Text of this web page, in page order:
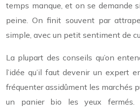
temps manque, et on se demande
peine. On finit souvent par
simple, avec un petit sentiment de
La plupart des conseils qu’on
l’idée qu’il faut devenir un expert
fréquenter assidûment les marchés
un panier bio les yeux fermés.